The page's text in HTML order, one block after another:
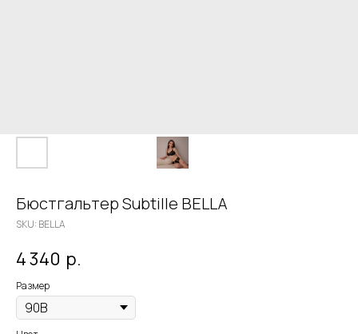
Бюстгальтер Subtille BELLA
SKU: BELLA
4 340 р.
Размер